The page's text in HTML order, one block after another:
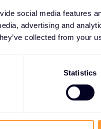
social media features
advertising and
collected from your
Statistics